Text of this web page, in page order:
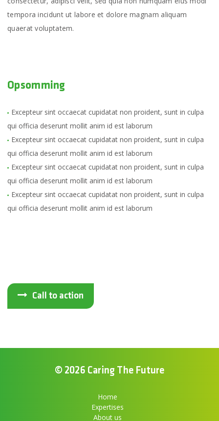
tempora incidunt ut labore et dolore magnam aliquam
quaerat voluptatem.
Opsomming
Excepteur sint occaecat cupidatat non proident, sunt in culpa
qui officia deserunt mollit anim id est laborum
Excepteur sint occaecat cupidatat non proident, sunt in culpa
qui officia deserunt mollit anim id est laborum
Excepteur sint occaecat cupidatat non proident, sunt in culpa
qui officia deserunt mollit anim id est laborum
Excepteur sint occaecat cupidatat non proident, sunt in culpa
qui officia deserunt mollit anim id est laborum
Call to action
© 2026 Caring The Future
Home
Expertises
About us